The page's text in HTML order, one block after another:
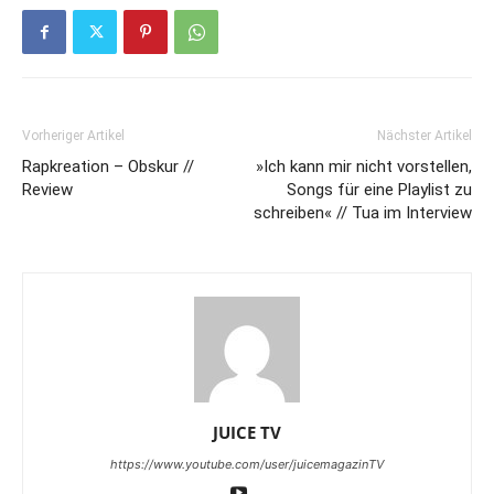
Vorheriger Artikel
Rapkreation – Obskur //
Review
Nächster Artikel
»Ich kann mir nicht vorstellen,
Songs für eine Playlist zu
schreiben« // Tua im Interview
JUICE TV
https://www.youtube.com/user/juicemagazinTV